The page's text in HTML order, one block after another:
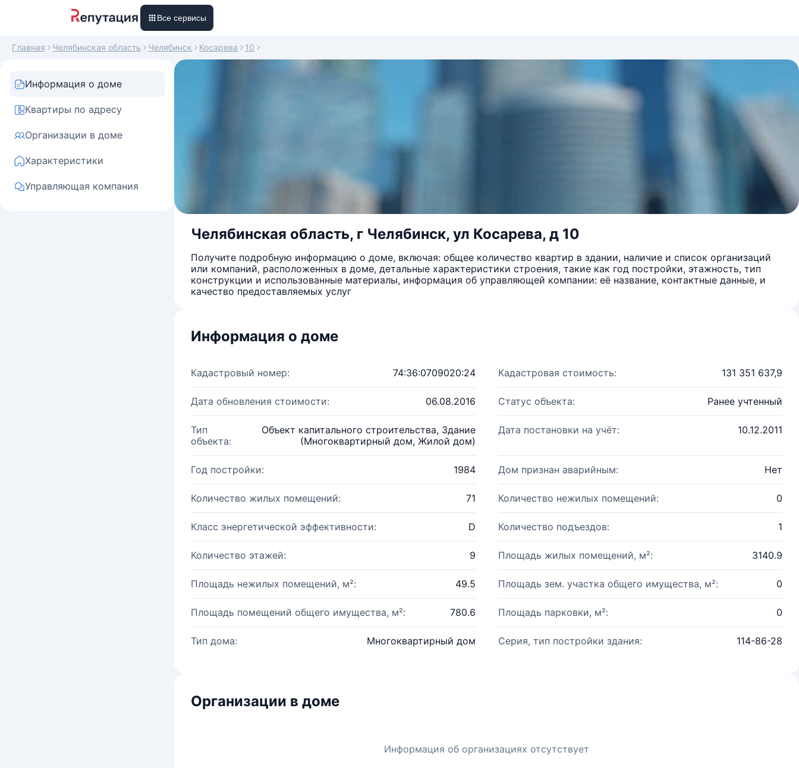
Все сервисы
Главная Челябинская область Челябинск Косарева 10
Информация о доме
Квартиры по адресу
Организации в доме
Характеристики
Управляющая компания
Челябинская область, г Челябинск, ул Косарева, д 10
Получите подробную информацию о доме, включая: общее количество квартир в здании, наличие и список организаций
или компаний, расположенных в доме, детальные характеристики строения, такие как год постройки, этажность, тип
конструкции и использованные материалы, информация об управляющей компании: её название, контактные данные, и
качество предоставляемых услуг
Информация о доме
Кадастровый номер: 74:36:0709020:24 Кадастровая стоимость: 131 351 637,9
Дата обновления стоимости: 06.08.2016 Статус объекта: Ранее учтенный
Тип
объекта:
Объект капитального строительства, Здание
(Многоквартирный дом, Жилой дом)
Дата постановки на учёт: 10.12.2011
Год постройки: 1984 Дом признан аварийным: Нет
Количество жилых помещений: 71 Количество нежилых помещений: 0
Класс энергетической эффективности: D Количество подъездов: 1
Количество этажей: 9 Площадь жилых помещений, м²: 3140.9
Площадь нежилых помещений, м²: 49.5 Площадь зем. участка общего имущества, м²: 0
Площадь помещений общего имущества, м²: 780.6 Площадь парковки, м²: 0
Тип дома: Многоквартирный дом Серия, тип постройки здания: 114-86-28
Организации в доме
Информация об организациях отсутствует